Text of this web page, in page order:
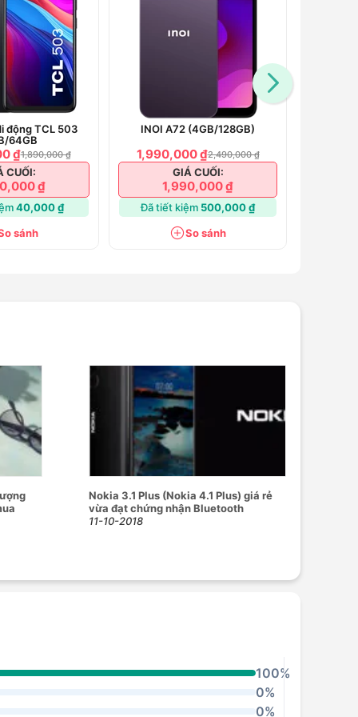
động TCL 503
64GB
₫1,890,000 ₫
CUỐI:
₫
40,000 ₫
sánh
INOI A72 (4GB/128GB)
1,990,000 ₫2,490,000 ₫
GIÁ CUỐI:
1,990,000 ₫
Đã tiết kiệm 500,000 ₫
So sánh
Nokia 3.1 Plus (Nokia 4.1 Plus) giá rẻ
vừa đạt chứng nhận Bluetooth
11-10-2018
100%
0%
0%